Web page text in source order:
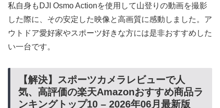
私自身もDJI Osmo Actionを使用して山登りの動画を撮影
した際に、その安定した映像と高画質に感動しました。ア
ウトドア愛好家やスポーツ好きな方には是非おすすめした
い一台です。
【解決】スポーツカメラレビューで人
気、高評価の楽天Amazonおすすめ商品ラ
ンキングトップ10 – 2026年06月最新版